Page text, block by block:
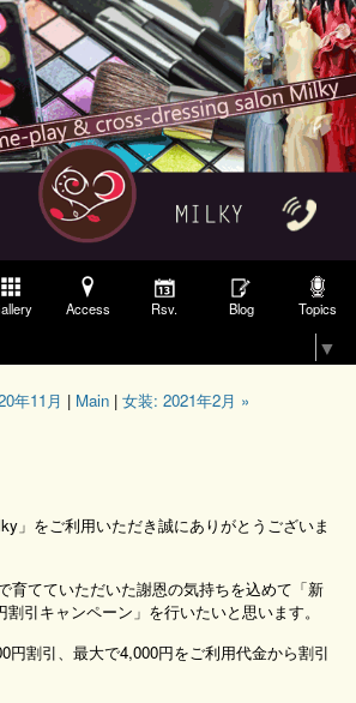
Access Rsv. Blog Topics
▼
年11月 | Main| 女装: 2021年2月 »
」をご利用いただき誠にありがとうございま
育てていただいた謝恩の気持ちを込めて「新
引キャンペーン」を行いたいと思います。
円割引、最大で4,000円をご利用代金から割引